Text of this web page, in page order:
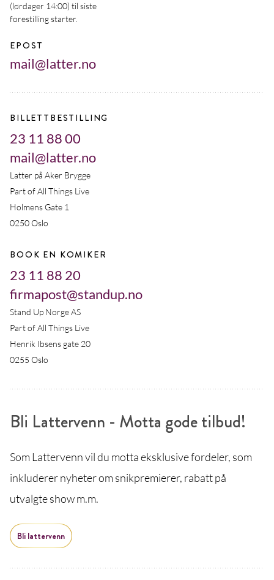
(lørdager 14:00) til siste
forestilling starter.
EPOST
mail@latter.no
BILLETTBESTILLING
23 11 88 00
mail@latter.no
Latter på Aker Brygge
Part of All Things Live
Holmens Gate 1
0250 Oslo
BOOK EN KOMIKER
23 11 88 20
firmapost@standup.no
Stand Up Norge AS
Part of All Things Live
Henrik Ibsens gate 20
0255 Oslo
Bli Lattervenn - Motta gode tilbud!
Som Lattervenn vil du motta eksklusive fordeler, som
inkluderer nyheter om snikpremierer, rabatt på
utvalgte show m.m.
Bli lattervenn